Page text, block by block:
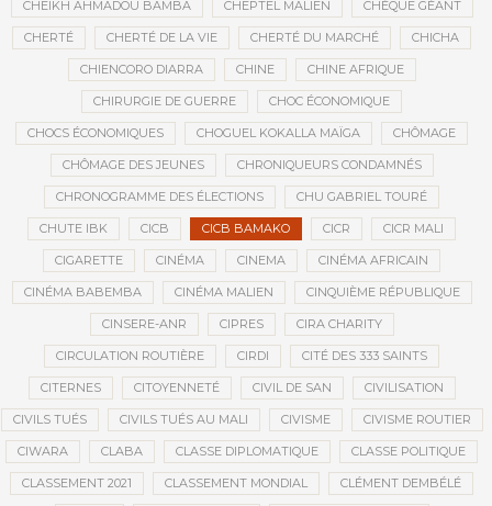
CHEIKH AHMADOU BAMBA CHEPTEL MALIEN CHÈQUE GÉANT
CHERTÉ CHERTÉ DE LA VIE CHERTÉ DU MARCHÉ CHICHA
CHIENCORO DIARRA CHINE CHINE AFRIQUE
CHIRURGIE DE GUERRE CHOC ÉCONOMIQUE
CHOCS ÉCONOMIQUES CHOGUEL KOKALLA MAÏGA CHÔMAGE
CHÔMAGE DES JEUNES CHRONIQUEURS CONDAMNÉS
CHRONOGRAMME DES ÉLECTIONS CHU GABRIEL TOURÉ
CHUTE IBK CICB CICB BAMAKO CICR CICR MALI
CIGARETTE CINÉMA CINEMA CINÉMA AFRICAIN
CINÉMA BABEMBA CINÉMA MALIEN CINQUIÈME RÉPUBLIQUE
CINSERE-ANR CIPRES CIRA CHARITY
CIRCULATION ROUTIÈRE CIRDI CITÉ DES 333 SAINTS
CITERNES CITOYENNETÉ CIVIL DE SAN CIVILISATION
CIVILS TUÉS CIVILS TUÉS AU MALI CIVISME CIVISME ROUTIER
CIWARA CLABA CLASSE DIPLOMATIQUE CLASSE POLITIQUE
CLASSEMENT 2021 CLASSEMENT MONDIAL CLÉMENT DEMBÉLÉ